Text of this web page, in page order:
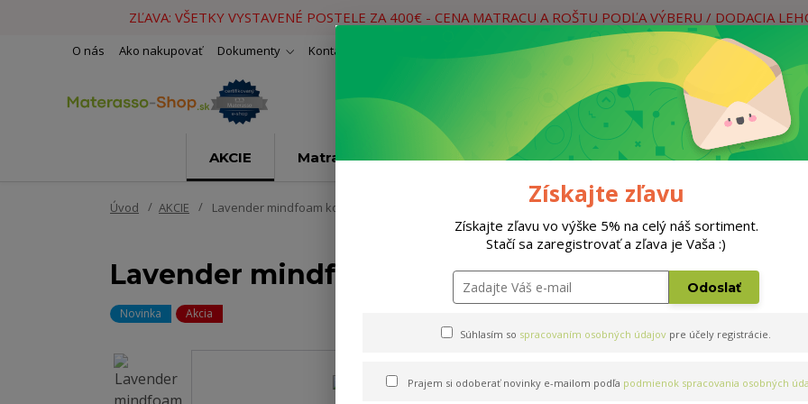
ZĽAVA: VŠETKY VYSTAVENÉ POSTELE ZA 400€ - CENA MATRACU A ROŠTU PODĽA VÝBERU / DODACIA
O nás Ako nakupovať Dokumenty Kontakty
Hľadať
Neviete si rady? Zavolajte.
AKCIE Matrace Rošty Doplnky Postele
Úvod AKCIE Lavender mindfoam kokos 200x200cm
Lavender mindfoam kokos 200x200cm
Novinka Akcia
Získajte zľavu
Získajte zľavu vo výške 5% na celý náš sortiment.
Stačí sa zaregistrovať a zľava je Vaša :)
Odoslať
Súhlasím so spracovaním osobných údajov pre účely registrácie.
Prajem si odoberať novinky e-mailom podľa podmienok spracovania osobných